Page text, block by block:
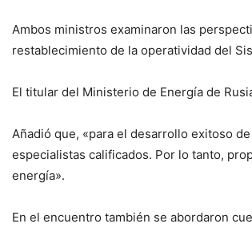
Ambos ministros examinaron las
restablecimiento de la operatividad del
El titular del Ministerio de Energía de
Añadió que, «para el desarrollo exitoso
especialistas calificados. Por lo tanto,
energía».
En el encuentro también se abordaron